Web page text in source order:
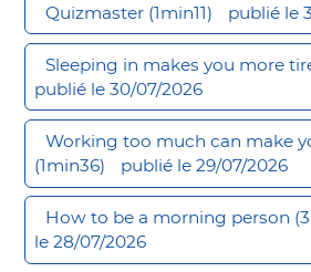
Quizmaster (1min11) publié le
Sleeping in makes you more
publié le 30/07/2026
Working too much can make
(1min36)
publié le 29/07/2026
How to be a morning person
le 28/07/2026